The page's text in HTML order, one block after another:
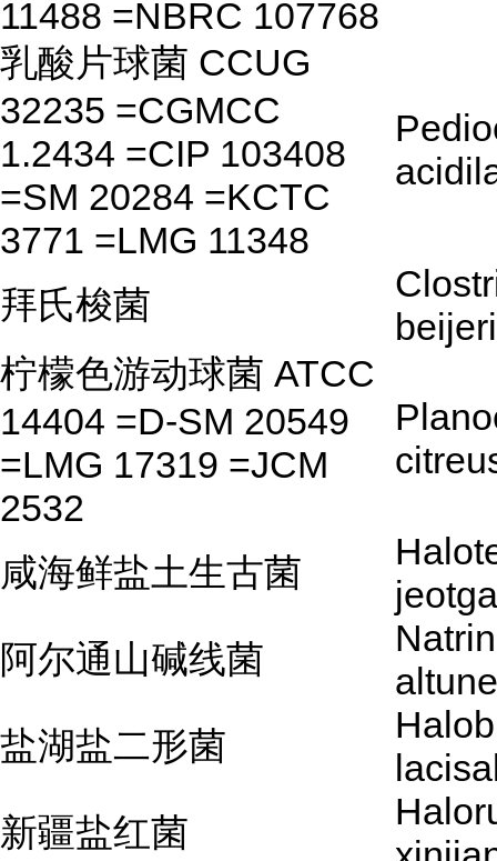
11488 =NBRC 107768
乳酸片球菌 CCUG
32235 =CGMCC
1.2434 =CIP 103408
=SM 20284 =KCTC
3771 =LMG 11348
拜氏梭菌
柠檬色游动球菌 ATCC
14404 =D-SM 20549
=LMG 17319 =JCM
2532
咸海鲜盐土生古菌
阿尔通山碱线菌
盐湖盐二形菌
新疆盐红菌